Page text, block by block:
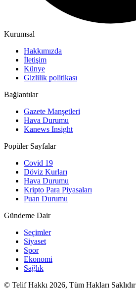
Kurumsal
Hakkımızda
İletişim
Künye
Gizlilik politikası
Bağlantılar
Gazete Manşetleri
Hava Durumu
Kanews Insight
Popüler Sayfalar
Covid 19
Döviz Kurları
Hava Durumu
Kripto Para Piyasaları
Puan Durumu
Gündeme Dair
Seçimler
Siyaset
Spor
Ekonomi
Sağlık
© Telif Hakkı 2026, Tüm Hakları Saklıdır